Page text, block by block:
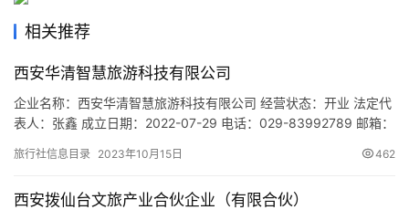
旅
游
城
市
相关推荐
西安华清智慧旅游科技有限公司
企业名称：西安华清智慧旅游科技有限公司 经营状态：开业 法定代
表人：张鑫 成立日期：2022-07-29 电话：029-83992789 邮箱：
册地址：陕西省西安市临潼区人民北路7号 网址：www.msylt.com
旅行社信息目录 2023年10月15日 462
西安拨仙台文旅产业合伙企业（有限合伙）